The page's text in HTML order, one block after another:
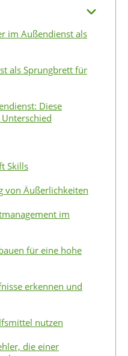
im Außendienst als
als Sprungbrett für
Diese
Skills
von Äußerlichkeiten
im
für eine hohe
erkennen und
nutzen
die einer